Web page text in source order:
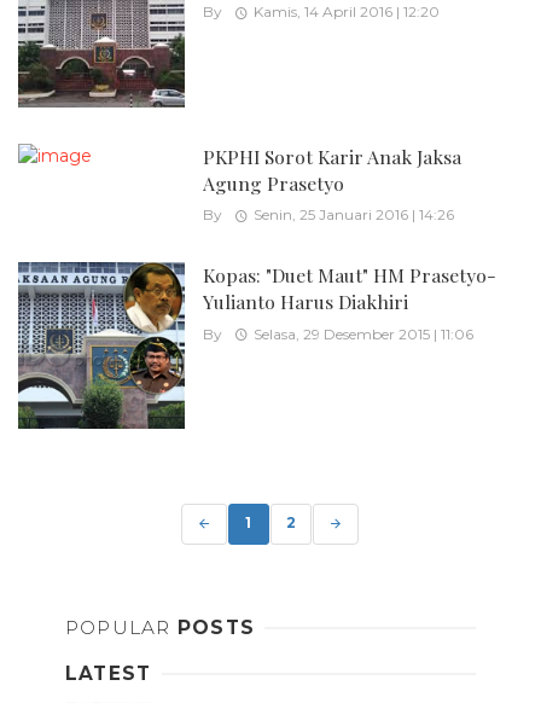
By Kamis, 14 April 2016 | 12:20
PKPHI Sorot Karir Anak Jaksa
Agung Prasetyo
By Senin, 25 Januari 2016 | 14:26
Kopas: "Duet Maut" HM Prasetyo-
Yulianto Harus Diakhiri
By Selasa, 29 Desember 2015 | 11:06
1 2
POPULAR POSTS
LATEST